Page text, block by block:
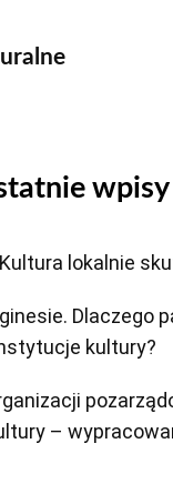
Kultura lokalnie
Dlaczego
kultury?
–